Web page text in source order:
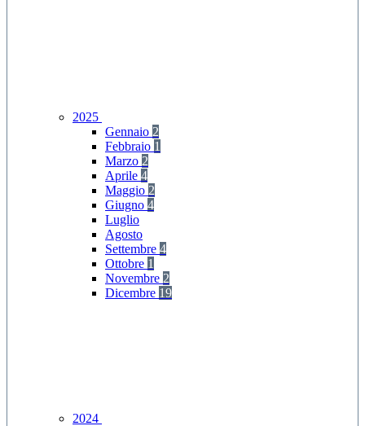
2025
Gennaio 2
Febbraio 1
Marzo 2
Aprile 4
Maggio 2
Giugno 4
Luglio
Agosto
Settembre 4
Ottobre 1
Novembre 2
Dicembre 19
2024